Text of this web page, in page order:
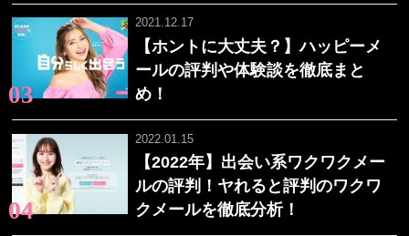
2021.12.17
【ホントに大丈夫？】ハッピーメ
ールの評判や体験談を徹底まと
め！
2022.01.15
【2022年】出会い系ワクワクメー
ルの評判！ヤれると評判のワクワ
クメールを徹底分析！